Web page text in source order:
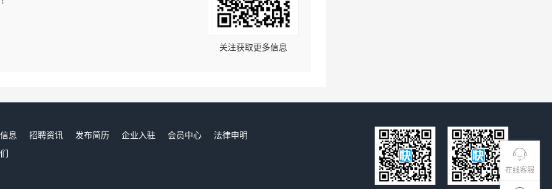
在线客服
关注获取更多信息
息 招聘资讯 发布简历 企业入驻 会员中心
法律申明